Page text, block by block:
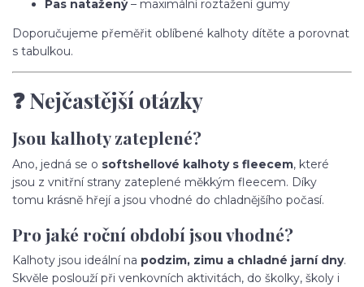
Pas natažený– maximální roztažení gumy
Doporučujeme přeměřit oblíbené kalhoty dítěte a porovnat
s tabulkou.
❓ Nejčastější otázky
Jsou kalhoty zateplené?
Ano, jedná se o softshellové kalhoty s fleecem, které
jsou z vnitřní strany zateplené měkkým fleecem. Díky
tomu krásně hřejí a jsou vhodné do chladnějšího počasí.
Pro jaké roční období jsou vhodné?
Kalhoty jsou ideální na podzim, zimu a chladné jarní dny.
Skvěle poslouží při venkovních aktivitách, do školky, školy i